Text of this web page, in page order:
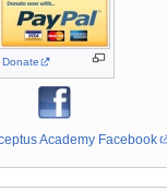
Donate
Academy Facebook